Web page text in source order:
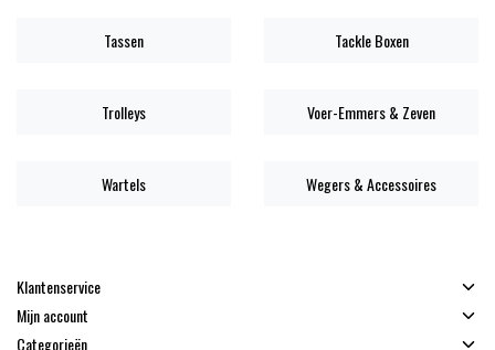
Tassen Tackle Boxen
Trolleys Voer-Emmers & Zeven
Wartels Wegers & Accessoires
Klantenservice
Mijn account
Categorieën